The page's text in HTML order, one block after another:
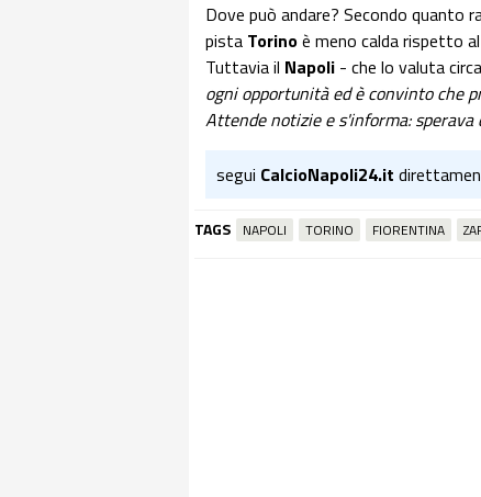
Dove può andare? Secondo quanto
pista Torinoè meno calda rispetto
Tuttavia il Napoli - che lo valuta
ogni opportunità ed è convinto che
Attende notizie e s'informa: sperava
segui CalcioNapoli24.it
TAGS NAPOLI TORINO FIORENTINA